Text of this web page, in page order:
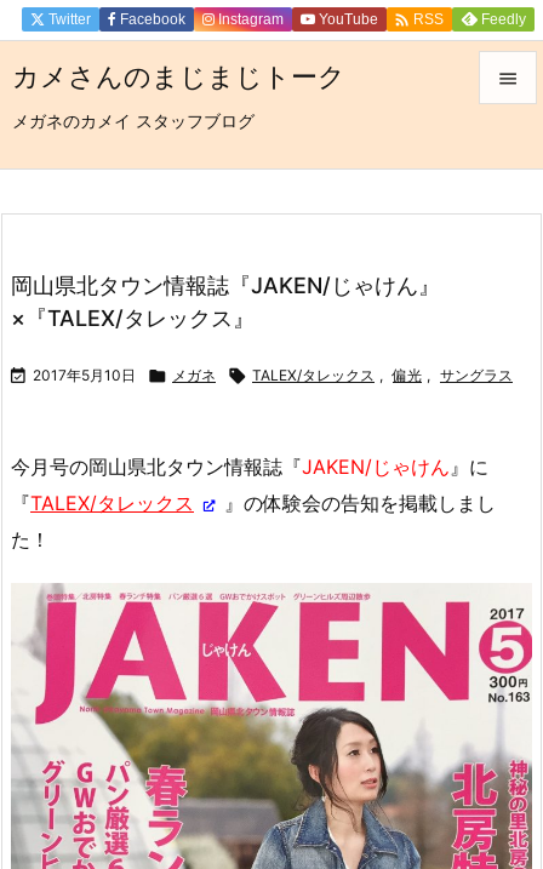
カメさんのまじまじトーク
メガネのカメイ スタッフブログ

サイド

Twitter Facebook Instagram YouTube  RSS Feedly
岡山県北タウン情報誌『JAKEN/じゃけん』
×『TALEX/タレックス』
 2017年5月10日  メガネ  TALEX/タレックス , 偏光 , サングラス
今月号の岡山県北タウン情報誌『JAKEN/じゃけん』に
『TALEX/タレックス
』の体験会の告知を掲載しまし
た！